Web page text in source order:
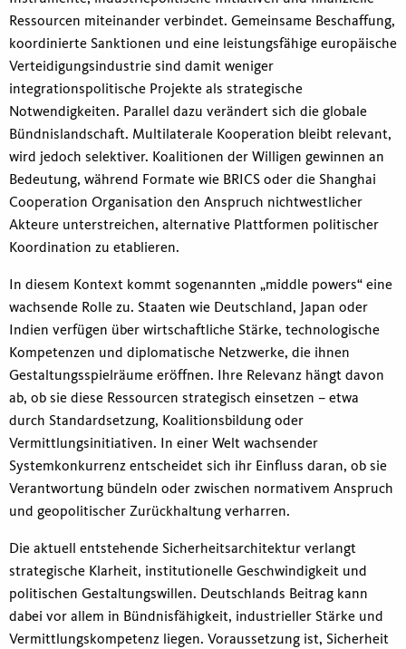
Ressourcen miteinander verbindet. Gemeinsame Beschaffung,
koordinierte Sanktionen und eine leistungsfähige europäische
Verteidigungsindustrie sind damit weniger
integrationspolitische Projekte als strategische
Notwendigkeiten. Parallel dazu verändert sich die globale
Bündnislandschaft. Multilaterale Kooperation bleibt relevant,
wird jedoch selektiver. Koalitionen der Willigen gewinnen an
Bedeutung, während Formate wie BRICS oder die Shanghai
Cooperation Organisation den Anspruch nichtwestlicher
Akteure unterstreichen, alternative Plattformen politischer
Koordination zu etablieren.
In diesem Kontext kommt sogenannten „middle powers“ eine
wachsende Rolle zu. Staaten wie Deutschland, Japan oder
Indien verfügen über wirtschaftliche Stärke, technologische
Kompetenzen und diplomatische Netzwerke, die ihnen
Gestaltungsspielräume eröffnen. Ihre Relevanz hängt davon
ab, ob sie diese Ressourcen strategisch einsetzen – etwa
durch Standardsetzung, Koalitionsbildung oder
Vermittlungsinitiativen. In einer Welt wachsender
Systemkonkurrenz entscheidet sich ihr Einfluss daran, ob sie
Verantwortung bündeln oder zwischen normativem Anspruch
und geopolitischer Zurückhaltung verharren.
Die aktuell entstehende Sicherheitsarchitektur verlangt
strategische Klarheit, institutionelle Geschwindigkeit und
politischen Gestaltungswillen. Deutschlands Beitrag kann
dabei vor allem in Bündnisfähigkeit, industrieller Stärke und
Vermittlungskompetenz liegen. Voraussetzung ist, Sicherheit